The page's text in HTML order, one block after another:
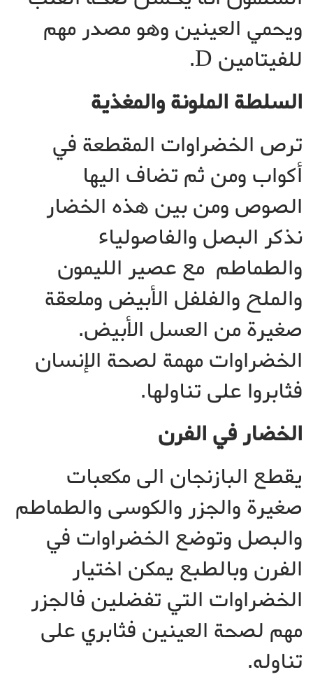
ويحمي العينين وهو مصدر مهم
للفيتامين D.
السلطة الملونة والمغذية
ترص الخضراوات المقطعة في
أكواب ومن ثم تضاف اليها
الصوص ومن بين هذه الخضار
نذكر البصل والفاصولياء
والطماطم مع عصير الليمون
والملح والفلفل الأبيض وملعقة
صغيرة من العسل الأبيض.
الخضراوات مهمة لصحة الإنسان
فثابروا على تناولها.
الخضار في الفرن
يقطع البازنجان الى مكعبات
صغيرة والجزر والكوسى والطماطم
والبصل وتوضع الخضراوات في
الفرن وبالطبع يمكن اختيار
الخضراوات التي تفضلين فالجزر
مهم لصحة العينين فثابري على
تناوله.